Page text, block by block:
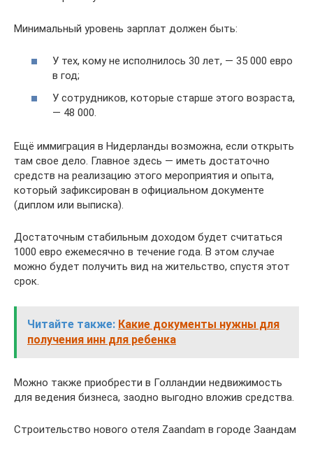
Минимальный уровень зарплат должен быть:
У тех, кому не исполнилось 30 лет, — 35 000 евро
в год;
У сотрудников, которые старше этого возраста,
— 48 000.
Ещё иммиграция в Нидерланды возможна, если открыть
там свое дело. Главное здесь — иметь достаточно
средств на реализацию этого мероприятия и опыта,
который зафиксирован в официальном документе
(диплом или выписка).
Достаточным стабильным доходом будет считаться
1000 евро ежемесячно в течение года. В этом случае
можно будет получить вид на жительство, спустя этот
срок.
Читайте также: Какие документы нужны для
получения инн для ребенка
Можно также приобрести в Голландии недвижимость
для ведения бизнеса, заодно выгодно вложив средства.
Строительство нового отеля Zaandam в городе Заандам